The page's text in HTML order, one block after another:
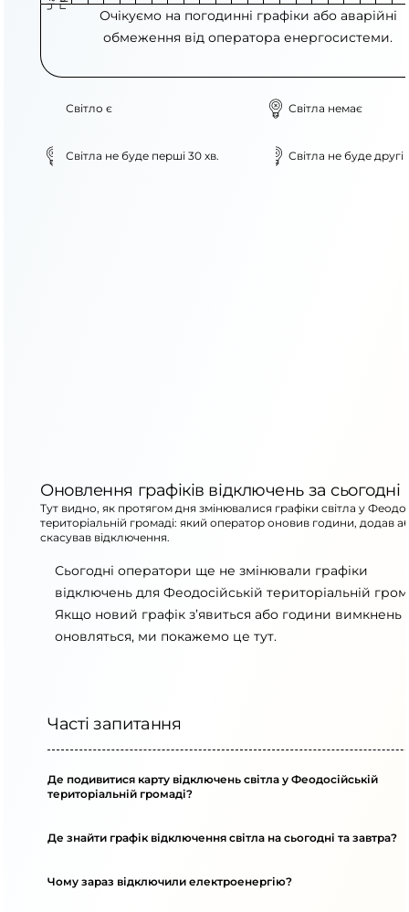
Очікуємо на погодинні графіки або аварійні
обмеження від оператора енергосистеми.
Світло є Світла немає
Світла не буде перші 30 хв. Світла не буде другі
Оновлення графіків відключень за сьогодні
Тут видно, як протягом дня змінювалися графіки світла у
територіальній громаді: який оператор оновив години, додав
скасував відключення.
Сьогодні оператори ще не змінювали графіки
відключень для Феодосійській територіальній
Якщо новий графік з’явиться або години вимкнень
оновляться, ми покажемо це тут.
Часті запитання
Де подивитися карту відключень світла у Феодосійській
територіальній громаді?
Де знайти графік відключення світла на сьогодні та завтра?
Чому зараз відключили електроенергію?